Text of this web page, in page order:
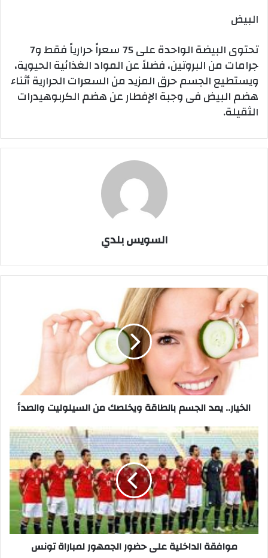
البيض
تحتوى البيضة الواحدة على 75 سعراً حرارياً فقط و7
جرامات من البروتين، فضلاً عن المواد الغذائية الحيوية،
ويستطيع الجسم حرق المزيد من السعرات الحرارية أثناء
هضم البيض فى وجبة الإفطار عن هضم الكربوهيدرات
الثقيلة.
السويس بلدي
الخيار..
يمد
الجسم
بالطاقة
ويخلصك
من
السيلوليت
الخيار.. يمد الجسم بالطاقة ويخلصك من السيلوليت والصدأ
موافقة
الداخلية
على
حضور
الجمهور
لمباراة
تونس
موافقة الداخلية على حضور الجمهور لمباراة تونس